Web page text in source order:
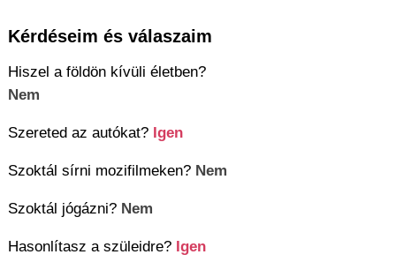
Kérdéseim és válaszaim
Hiszel a földön kívüli életben?
Nem
Szereted az autókat? Igen
Szoktál sírni mozifilmeken? Nem
Szoktál jógázni? Nem
Hasonlítasz a szüleidre? Igen